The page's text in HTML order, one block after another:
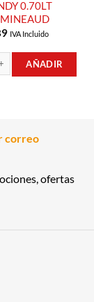
0.70LT
IVA Incluido
AÑADIR
correo
ofertas